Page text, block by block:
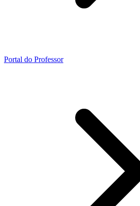
Portal do Professor